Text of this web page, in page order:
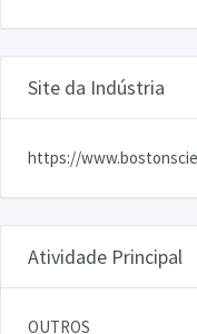
Site da Indústria
https://
Atividade Principal
OUTROS